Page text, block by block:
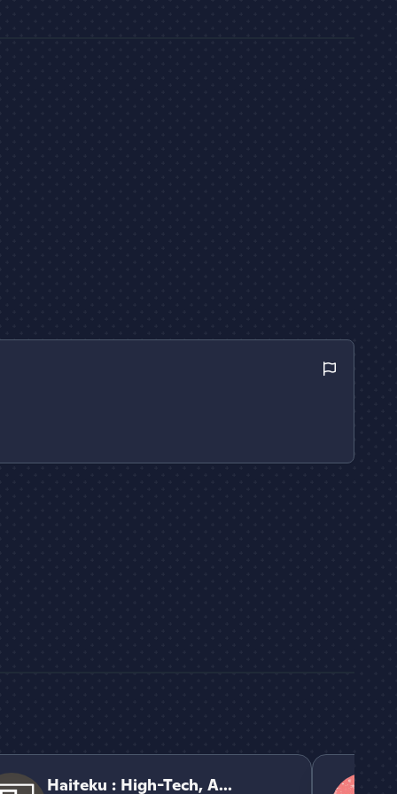
: High-Tech, Aide et Communauté
Haiteku : High-Tech, A...
why